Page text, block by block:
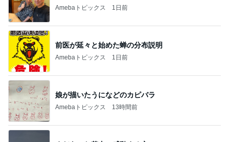
Amebaトピックス 1日前
前医が延々と始めた蝉の分布説明
Amebaトピックス 1日前
娘が描いたうになどのカピバラ
Amebaトピックス 13時間前